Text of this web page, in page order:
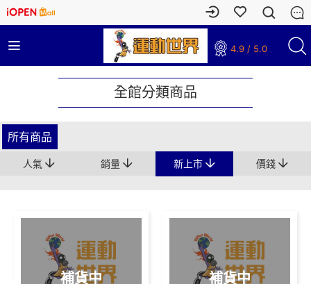
4.9 / 5.0
全館分類商品
所有商品
人氣 銷量 新上市 價錢
補貨中 補貨中